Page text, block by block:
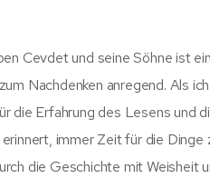
Cevdet und seine Söhne ist
Nachdenken anregend. Als
die Erfahrung des Lesens und
immer Zeit für die Dinge
die Geschichte mit Weisheit